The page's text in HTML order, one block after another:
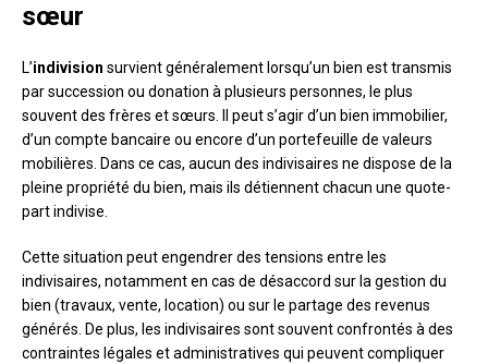
sœur
L’indivision survient généralement lorsqu’un bien est transmis
par succession ou donation à plusieurs personnes, le plus
souvent des frères et sœurs. Il peut s’agir d’un bien immobilier,
d’un compte bancaire ou encore d’un portefeuille de valeurs
mobilières. Dans ce cas, aucun des indivisaires ne dispose de la
pleine propriété du bien, mais ils détiennent chacun une quote-
part indivise.
Cette situation peut engendrer des tensions entre les
indivisaires, notamment en cas de désaccord sur la gestion du
bien (travaux, vente, location) ou sur le partage des revenus
générés. De plus, les indivisaires sont souvent confrontés à des
contraintes légales et administratives qui peuvent compliquer